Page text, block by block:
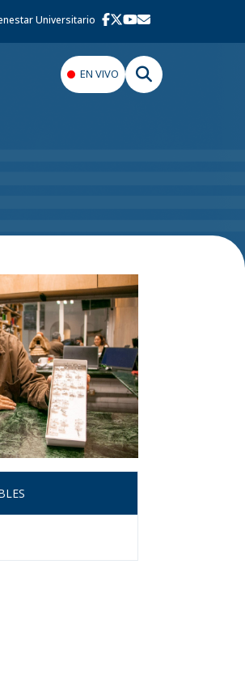
Universitario
EN VIVO